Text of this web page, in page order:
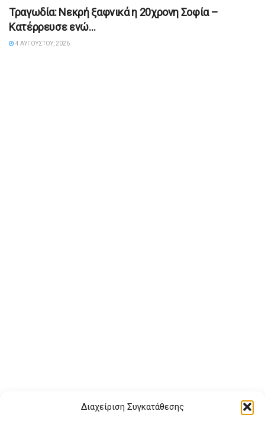
Διαχείριση Συγκατάθεσης
Τραγωδία: Νεκρή ξαφνικά η 20χρονη Σοφία –
Κατέρρευσε ενώ…
4 ΑΥΓΟΎΣΤΟΥ, 2026